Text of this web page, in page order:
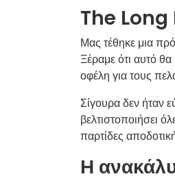
The Long
Μας τέθηκε μια
Ξέραμε ότι αυτό
οφέλη για τους
Σίγουρα δεν ήταν
βελτιστοποιήσει
παρτίδες
Η